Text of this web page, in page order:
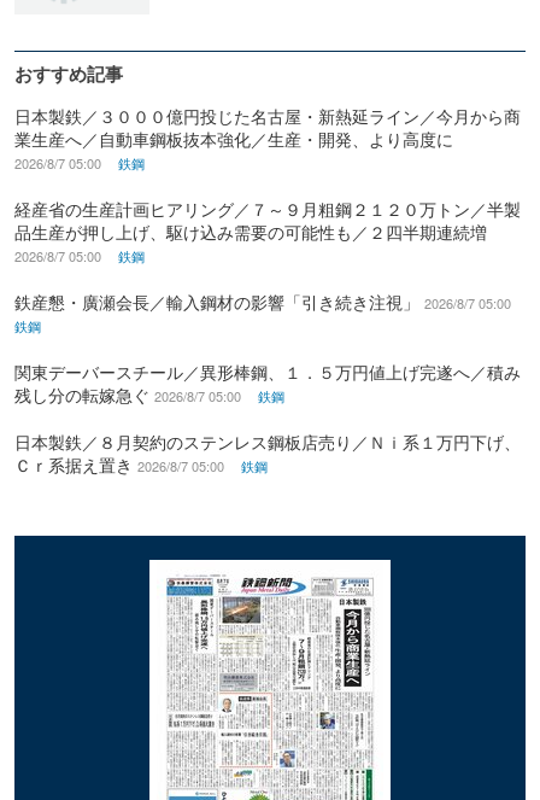
おすすめ記事
日本製鉄／３０００億円投じた名古屋・新熱延ライン／今月から商
業生産へ／自動車鋼板抜本強化／生産・開発、より高度に
2026/8/7 05:00 鉄鋼
経産省の生産計画ヒアリング／７～９月粗鋼２１２０万トン／半製
品生産が押し上げ、駆け込み需要の可能性も／２四半期連続増
2026/8/7 05:00 鉄鋼
鉄産懇・廣瀬会長／輸入鋼材の影響「引き続き注視」
2026/8/7 05:00
鉄鋼
関東デーバースチール／異形棒鋼、１．５万円値上げ完遂へ／積み
残し分の転嫁急ぐ 2026/8/7 05:00 鉄鋼
日本製鉄／８月契約のステンレス鋼板店売り／Ｎｉ系１万円下げ、
Ｃｒ系据え置き 2026/8/7 05:00 鉄鋼